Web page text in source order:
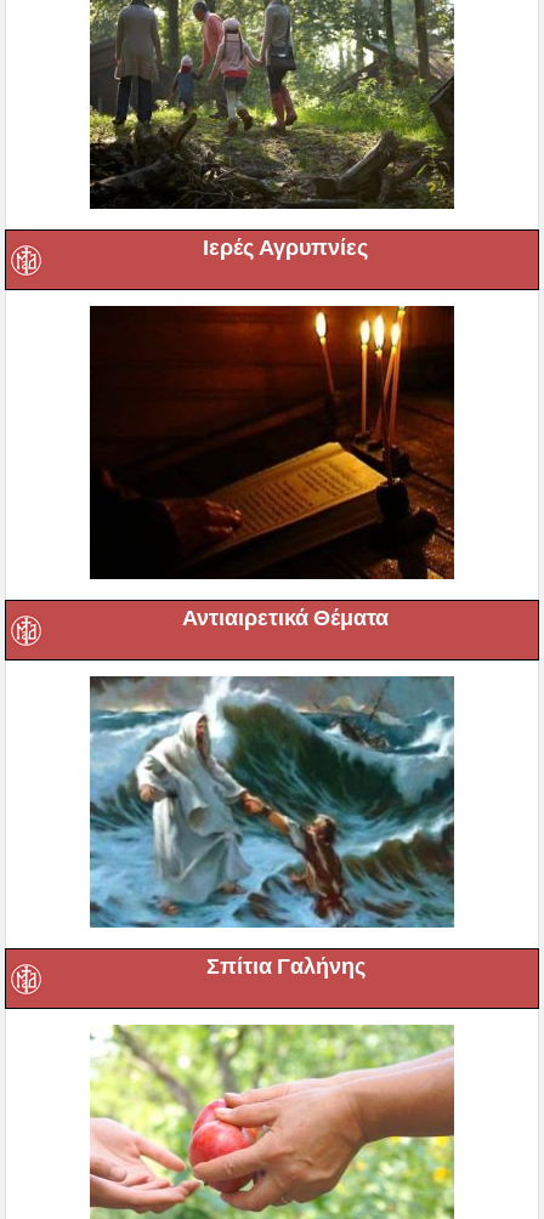
Ιερές Αγρυπνίες
Αντιαιρετικά Θέματα
Σπίτια Γαλήνης